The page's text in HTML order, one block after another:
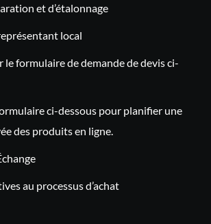
et d’étalonnage
local
le formulaire de demande de devis ci-
ci-dessous pour planifier une
des produits en ligne.
au processus d’achat